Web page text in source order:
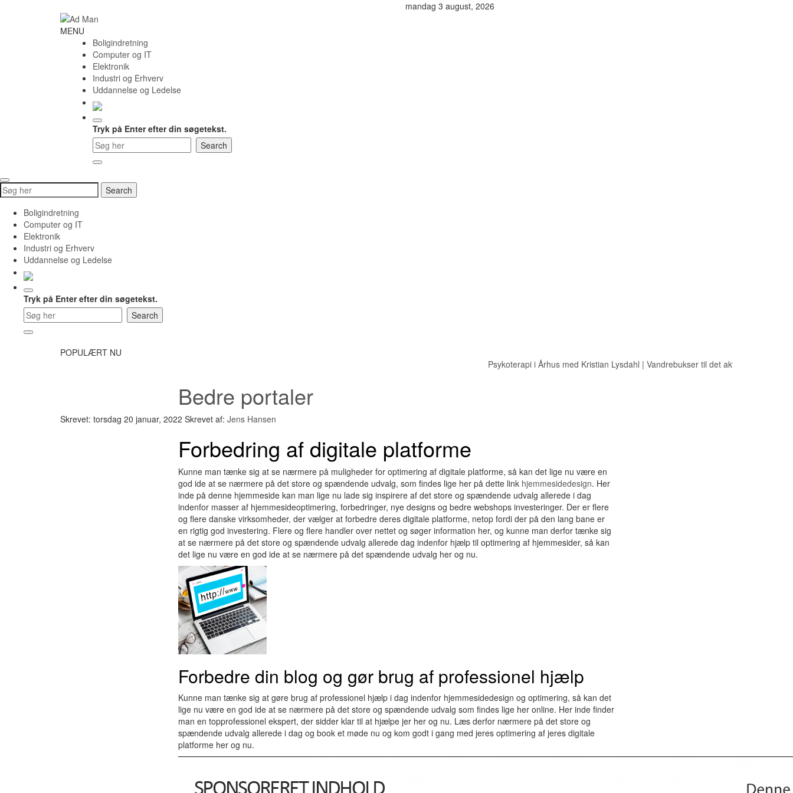
mandag 3 august, 2026
Ad
MENU
Boligindretning
Computer og IT
Elektronik
Industri og Erhverv
Uddannelse og Ledelse
Tryk på Enter efter din søgetekst.
Search
for:
Search
Boligindretning
Computer og IT
Elektronik
Industri og Erhverv
Uddannelse og Ledelse
Tryk på Enter efter din søgetekst.
POPULÆRT NU
Psykoterapi i Århus med Kristian Lysdahl| Vandrebukser til det aktive udeliv
Bedre portaler
Skrevet: torsdag 20 januar, 2022 Skrevet af: Jens Hansen
Forbedring af digitale platforme
Kunne man tænke sig at se nærmere på muligheder for optimering af digitale platforme, så kan det lige nu være en
god ide at se nærmere på det store og spændende udvalg, som findes lige her på dette link hjemmesidedesign. Her
inde på denne hjemmeside kan man lige nu lade sig inspirere af det store og spændende udvalg allerede i dag
indenfor masser af hjemmesideoptimering, forbedringer, nye designs og bedre webshops investeringer. Der er flere
og flere danske virksomheder, der vælger at forbedre deres digitale platforme, netop fordi der på den lang bane er
en rigtig god investering. Flere og flere handler over nettet og søger information her, og kunne man derfor tænke sig
at se nærmere på det store og spændende udvalg allerede dag indenfor hjælp til optimering af hjemmesider, så kan
det lige nu være en god ide at se nærmere på det spændende udvalg her og nu.
Forbedre din blog og gør brug af professionel hjælp
Kunne man tænke sig at gøre brug af professionel hjælp i dag indenfor hjemmesidedesign og optimering, så kan det
lige nu være en god ide at se nærmere på det store og spændende udvalg som findes lige her online. Her inde finder
man en topprofessionel ekspert, der sidder klar til at hjælpe jer her og nu. Læs derfor nærmere på det store og
spændende udvalg allerede i dag og book et møde nu og kom godt i gang med jeres optimering af jeres digitale
platforme her og nu.